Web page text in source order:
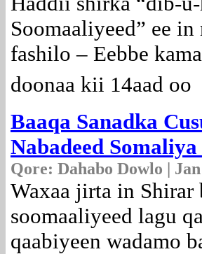
Soomaaliyeed” ee
fashilo – Eebbe
doonaa kii 14aad oo
Baaqa Sanadka
Nabadeed
Qore: Dahabo Dowlo |
Waxaa jirta in Shirar
soomaaliyeed lagu
qaabiyeen wadamo